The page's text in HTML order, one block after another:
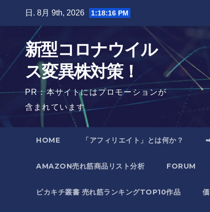
日. 8月 9th, 2026 1:18:17 PM
新型コロナウイル
ス変異株対策！
PR：本サイトにはプロモーションが
含まれています
HOME 「アフィリエイト」とは何か？
AMAZON売れ筋商品リスト分析 FORUM
ピカキチ叢書 売れ筋ランキングTOP10作品